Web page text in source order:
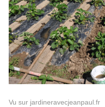
Vu sur jardineravecjeanpaul.fr